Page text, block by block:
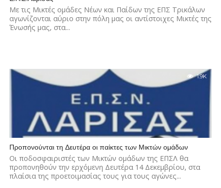
Με τις Μικτές ομάδες Νέων και Παίδων της ΕΠΣ Τρικάλων
αγωνίζονται αύριο στην πόλη μας οι αντίστοιχες Μικτές της
Ένωσής μας, στα...
1.9K
Προπονούνται τη Δευτέρα οι παίκτες των Μικτών ομάδων
Οι ποδοσφαιριστές των Μικτών ομάδων της ΕΠΣΛ θα
προπονηθούν την ερχόμενη Δευτέρα 14 Δεκεμβρίου, στα
πλαίσια της προετοιμασίας τους για τους αγώνες...